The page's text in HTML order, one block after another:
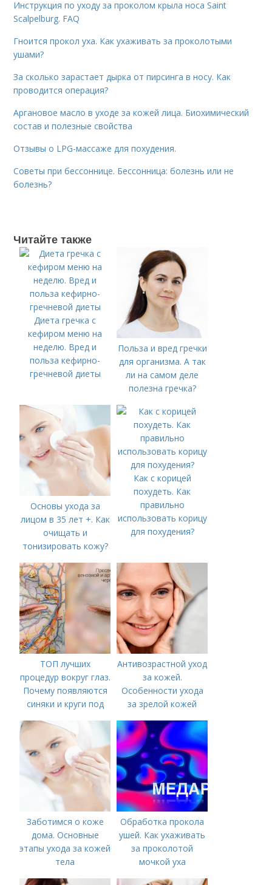
Инструкция по уходу за проколом крыла носа Saint
Scalpelburg. FAQ
Гноится прокол уха. Как ухаживать за проколотыми
ушами?
За сколько зарастает дырка от пирсинга в носу. Как
проводится операция?
Аргановое масло в уходе за кожей лица. Биохимический
состав и полезные свойства
Отзывы о LPG-массаже для похудения.
Советы при бессоннице. Бессонница: болезнь или не
болезнь?
Читайте также
Диета гречка с
кефиром меню на
неделю. Вред и
польза кефирно-
гречневой диеты
Польза и вред гречки
для организма. А так
ли на самом деле
полезна гречка?
Основы ухода за
лицом в 35 лет +. Как
очищать и
тонизировать кожу?
Как с корицей
похудеть. Как
правильно
использовать корицу
для похудения?
ТОП лучших
процедур вокруг глаз.
Почему появляются
синяки и круги под
Антивозрастной уход
за кожей.
Особенности ухода
за зрелой кожей
Заботимся о коже
дома. Основные
этапы ухода за кожей
тела
Обработка прокола
ушей. Как ухаживать
за проколотой
мочкой уха